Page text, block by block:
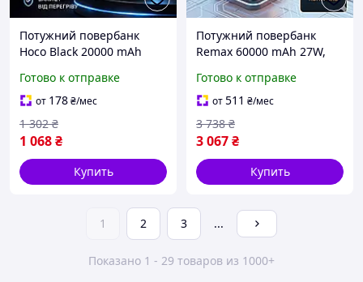
Потужний повербанк
Hoco Black 20000 mAh
швидкою зарядкою,
зовнішній акумулятор для
телефону
Готово к отправке
от 178₴/мес
1 068₴
1 302 ₴
Купить
Потужний повербанк
Remax 60000 mAh 27W,
зарядкою, Великий
зовнішній акумулятор для
телефону
Готово к отправке
от511 ₴/мес
3 067₴
3 738 ₴
Купить
1 2 3 ...
Показано 1 - 29 товаров из 1000+